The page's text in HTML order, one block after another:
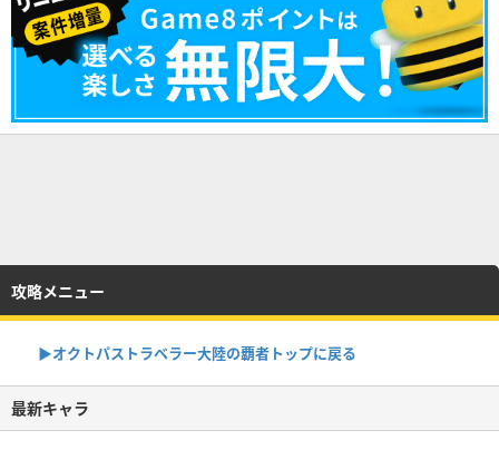
攻略メニュー
▶オクトパストラベラー大陸の覇者トップに戻る
最新キャラ